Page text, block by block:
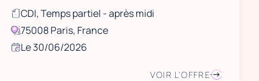
CDI, Temps partiel - après midi
75008 Paris, France
Le 30/06/2026
VOIR L'OFFRE